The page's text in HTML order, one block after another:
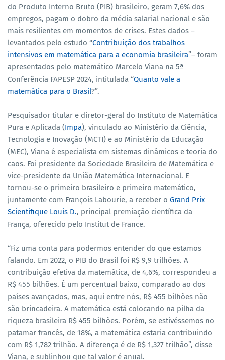
do Produto Interno Bruto (PIB) brasileiro, geram 7,6% dos
empregos, pagam o dobro da média salarial nacional e são
mais resilientes em momentos de crises. Estes dados –
levantados pelo estudo “Contribuição dos trabalhos
intensivos em matemática para a economia brasileira”– foram
apresentados pelo matemático Marcelo Viana na 5ª
Conferência FAPESP 2024, intitulada “Quanto vale a
matemática para o Brasil?”.
Pesquisador titular e diretor-geral do Instituto de Matemática
Pura e Aplicada (Impa), vinculado ao Ministério da Ciência,
Tecnologia e Inovação (MCTI) e ao Ministério da Educação
(MEC), Viana é especialista em sistemas dinâmicos e teoria do
caos. Foi presidente da Sociedade Brasileira de Matemática e
vice-presidente da União Matemática Internacional. E
tornou-se o primeiro brasileiro e primeiro matemático,
juntamente com François Labourie, a receber o Grand Prix
Scientifique Louis D., principal premiação científica da
França, oferecido pelo Institut de France.
“Fiz uma conta para podermos entender do que estamos
falando. Em 2022, o PIB do Brasil foi R$ 9,9 trilhões. A
contribuição efetiva da matemática, de 4,6%, correspondeu a
R$ 455 bilhões. É um percentual baixo, comparado ao dos
países avançados, mas, aqui entre nós, R$ 455 bilhões não
são brincadeira. A matemática está colocando na pilha da
riqueza brasileira R$ 455 bilhões. Porém, se estivéssemos no
patamar francês, de 18%, a matemática estaria contribuindo
com R$ 1,782 trilhão. A diferença é de R$ 1,327 trilhão”, disse
Viana, e sublinhou que tal valor é anual.